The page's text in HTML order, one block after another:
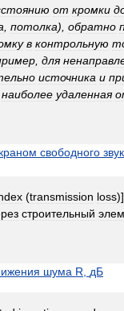
от кромки
потолка), обратно
в контрольную
для
источника и
наиболее удаленная
свободного
(transmission loss)]
строительный
шума R дБ